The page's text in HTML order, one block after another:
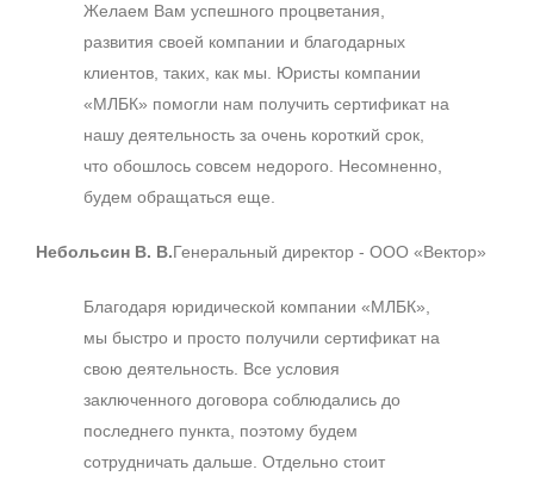
Желаем Вам успешного процветания,
развития своей компании и благодарных
клиентов, таких, как мы. Юристы компании
«МЛБК» помогли нам получить сертификат на
нашу деятельность за очень короткий срок,
что обошлось совсем недорого. Несомненно,
будем обращаться еще.
Небольсин В. В.Генеральный директор - ООО «Вектор»
Благодаря юридической компании «МЛБК»,
мы быстро и просто получили сертификат на
свою деятельность. Все условия
заключенного договора соблюдались до
последнего пункта, поэтому будем
сотрудничать дальше. Отдельно стоит